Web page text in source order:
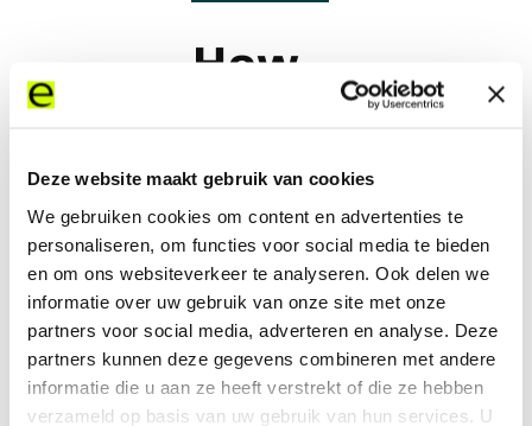
Deze website maakt gebruik van cookies
We gebruiken cookies om content en advertenties te
personaliseren, om functies voor social media te bieden
en om ons websiteverkeer te analyseren. Ook delen we
informatie over uw gebruik van onze site met onze
partners voor social media, adverteren en analyse. Deze
partners kunnen deze gegevens combineren met andere
informatie die u aan ze heeft verstrekt of die ze hebben
verzameld op basis van uw gebruik van hun services. U
How
Help
Boost
Your
Company’s
Network